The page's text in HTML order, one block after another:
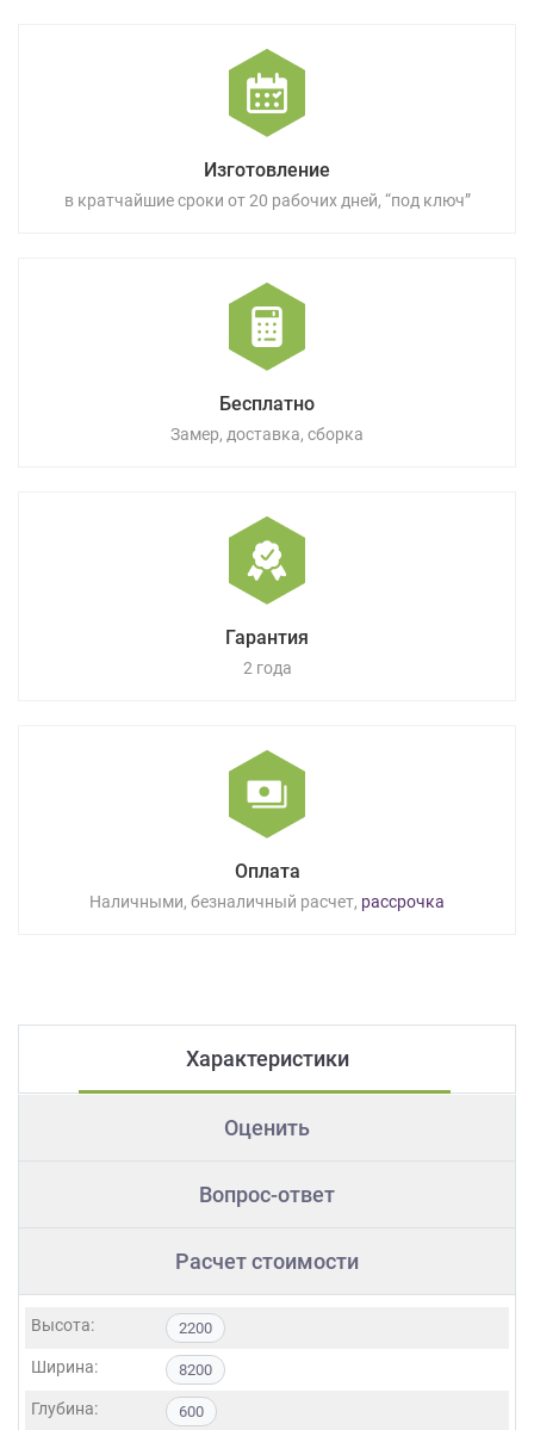
Изготовление
в кратчайшие сроки от 20 рабочих дней, “под ключ”
Бесплатно
Замер, доставка, сборка
Гарантия
2 года
Оплата
Наличными, безналичный расчет, рассрочка
Характеристики
Оценить
Вопрос-ответ
Расчет стоимости
Высота: 2200
Ширина: 8200
Глубина: 600